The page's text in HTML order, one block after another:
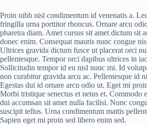
Proin nibh nisl condimentum id venenatis a.
fringilla urna porttitor rhoncus. Ornare arcu
pharetra diam. Amet cursus sit amet dictum sit
donec enim. Consequat mauris nunc congue
Ultrices gravida dictum fusce ut placerat orci
pellentesque. Tempor orci dapibus ultrices in
Sollicitudin tempor id eu nisl nunc mi. Id
non curabitur gravida arcu ac. Pellentesque id
Egestas dui id ornare arcu odio ut. Eget mi
Morbi tristique senectus et netus et. Commodo
dui accumsan sit amet nulla facilisi. Nunc
suscipit tellus. Urna condimentum mattis
Sapien eget mi proin sed libero enim sed.